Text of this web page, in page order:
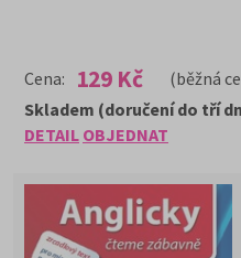
Cena: 129 Kč (běžná
DETAIL OBJEDNAT
Skladem (doručení do tří